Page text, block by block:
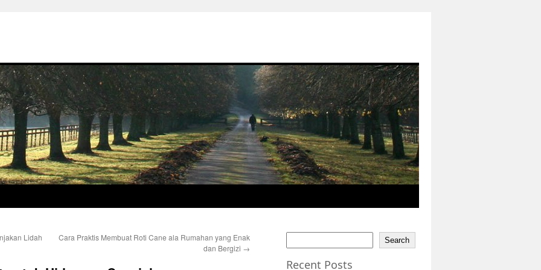
Lidah
Cara Praktis Membuat Roti Cane ala Rumahan yang Enak
dan Bergizi →
Search
Recent Posts